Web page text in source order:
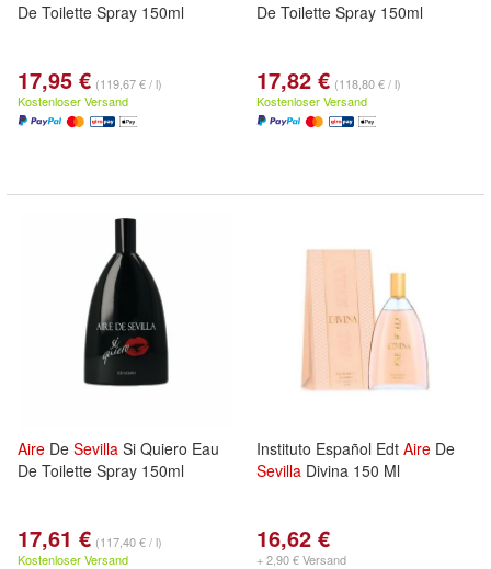
De Toilette Spray 150ml
17,95 € (119,67 € / l)
Kostenloser Versand
De Toilette Spray 150ml
17,82 € (118,80 € / l)
Kostenloser Versand
Aire De Sevilla Si Quiero Eau
De Toilette Spray 150ml
17,61 € (117,40 € / l)
Kostenloser Versand
Instituto Español Edt Aire De
Sevilla Divina 150 Ml
16,62 €
+ 2,90 € Versand